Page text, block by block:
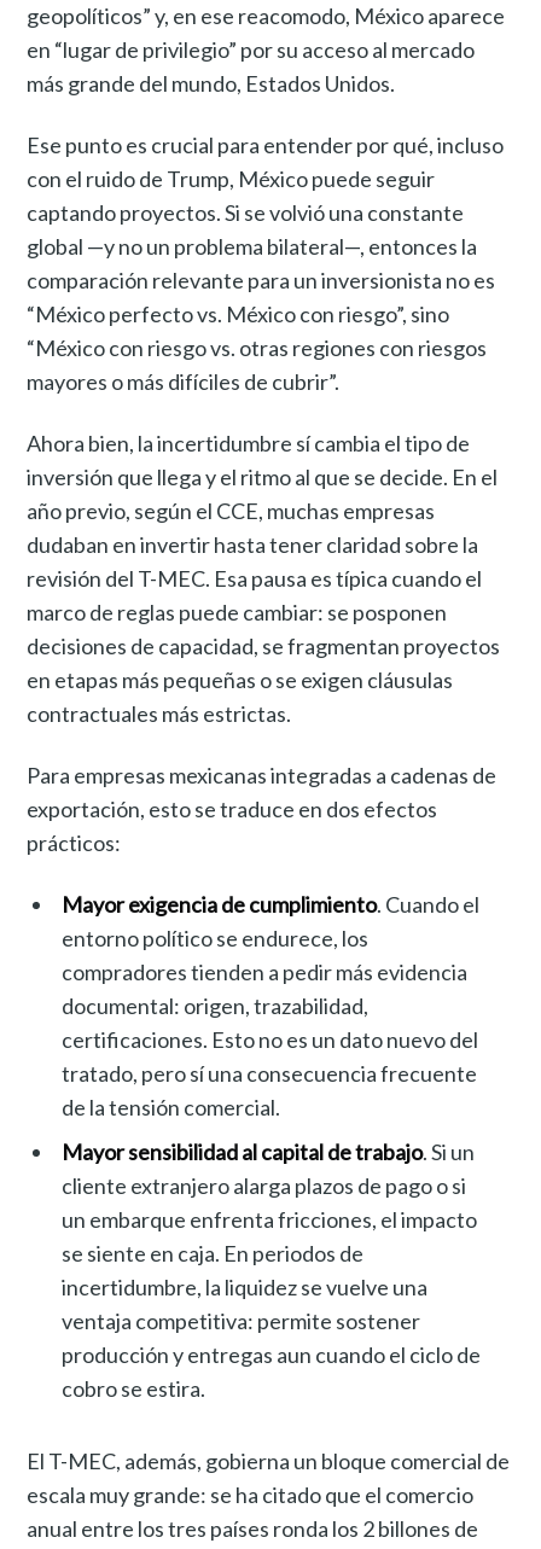
geopolíticos” y, en ese reacomodo, México aparece
en “lugar de privilegio” por su acceso al mercado
más grande del mundo, Estados Unidos.
Ese punto es crucial para entender por qué, incluso
con el ruido de Trump, México puede seguir
captando proyectos. Si se volvió una constante
global —y no un problema bilateral—, entonces la
comparación relevante para un inversionista no es
“México perfecto vs. México con riesgo”, sino
“México con riesgo vs. otras regiones con riesgos
mayores o más difíciles de cubrir”.
Ahora bien, la incertidumbre sí cambia el tipo de
inversión que llega y el ritmo al que se decide. En el
año previo, según el CCE, muchas empresas
dudaban en invertir hasta tener claridad sobre la
revisión del T-MEC. Esa pausa es típica cuando el
marco de reglas puede cambiar: se posponen
decisiones de capacidad, se fragmentan proyectos
en etapas más pequeñas o se exigen cláusulas
contractuales más estrictas.
Para empresas mexicanas integradas a cadenas de
exportación, esto se traduce en dos efectos
prácticos:
Mayor exigencia de cumplimiento. Cuando el
entorno político se endurece, los
compradores tienden a pedir más evidencia
documental: origen, trazabilidad,
certificaciones. Esto no es un dato nuevo del
tratado, pero sí una consecuencia frecuente
de la tensión comercial.
Mayor sensibilidad al capital de trabajo. Si un
cliente extranjero alarga plazos de pago o si
un embarque enfrenta fricciones, el impacto
se siente en caja. En periodos de
incertidumbre, la liquidez se vuelve una
ventaja competitiva: permite sostener
producción y entregas aun cuando el ciclo de
cobro se estira.
El T-MEC, además, gobierna un bloque comercial de
escala muy grande: se ha citado que el comercio
anual entre los tres países ronda los 2 billones de